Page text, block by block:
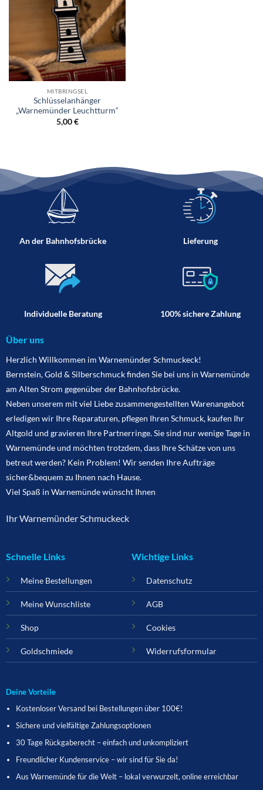
MITBRINGSEL
Schlüsselanhänger
„Warnemünder Leuchtturm“
5,00€
An der Bahnhofsbrücke Lieferung
Individuelle Beratung 100% sichere Zahlung
Über uns
Herzlich Willkommen im Warnemünder Schmuckeck!
Bernstein, Gold & Silberschmuck finden Sie bei uns in Warnemünde
am Alten Strom gegenüber der Bahnhofsbrücke.
Neben unserem mit viel Liebe zusammengestellten Warenangebot
erledigen wir Ihre Reparaturen, pflegen Ihren Schmuck, kaufen Ihr
Altgold und gravieren Ihre Partnerringe. Sie sind nur wenige Tage in
Warnemünde und möchten trotzdem, dass Ihre Schätze von uns
betreut werden? Kein Problem! Wir senden Ihre Aufträge
sicher&bequem zu Ihnen nach Hause.
Viel Spaß in Warnemünde wünscht Ihnen
Ihr Warnemünder Schmuckeck
Schnelle Links
Meine Bestellungen
Meine Wunschliste
Shop
Goldschmiede
Wichtige Links
Datenschutz
AGB
Cookies
Widerrufsformular
Deine Vorteile
Kostenloser Versand bei Bestellungen über 100€!
Sichere und vielfältige Zahlungsoptionen
30 Tage Rückgaberecht – einfach und unkompliziert
Freundlicher Kundenservice – wir sind für Sie da!
Aus Warnemünde für die Welt – lokal verwurzelt, online erreichbar